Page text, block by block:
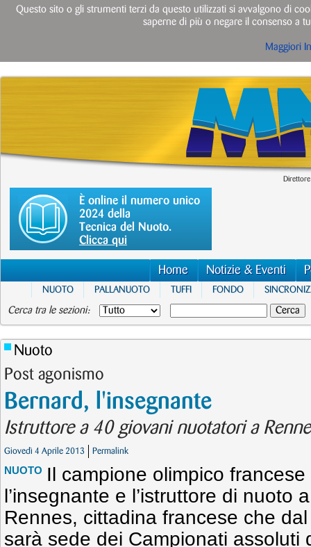
È online il numero unico
2024 della
Tecnica del Nuoto.
Clicca qui
Home Notizie & Eventi
NUOTO PALLANUOTO TUFFI FONDO
Cerca tra le sezioni:
Nuoto
Post agonismo
Bernard, l'insegnante
Istruttore a 40 giovani nuotatori a
Giovedì 4 Aprile 2013 Permalink
NUOTO Il campione olimpico
l’insegnante e l’istruttore di nuoto
Rennes, cittadina francese che
sarà sede dei Campionati assoluti
Questo sito o gli strumenti terzi da questo utilizzati si avvalgono di
saperne di più o negare il consenso a
Maggiori